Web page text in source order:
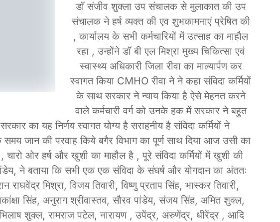
डॉ संजीव शुक्ला उप संचालक से मुलाकात की उप
संचालक ने हर्ष व्यक्त की एव शुभकामनाएं प्रेषित की
, कार्यालय के सभी कर्मचारियों में उत्साह का माहौल
रहा , उन्होंने डॉ बी एल मिश्रा मुख्य चिकित्सा एवं
स्वास्थ्य अधिकारी जिला रीवा का माल्यार्पण कर
स्वागत किया CMHO रीवा ने ने कहा संविदा कर्मियों
के साथ सरकार ने न्याय किया है ऐसे मेहनत करने
वाले कर्मचारी वर्ग को उनके हक में सरकार ने बहुत
का यह निर्णय स्वागत योग्य है सराहनीय है संविदा कर्मियों ने
जान की परवाह किये बगैर विभाग का पूर्ण साथ दिया आज उसी का
चारो ओर हर्ष और खुशी का माहौल है , पूरे संविदा कर्मियों में खुशी की
ने बताया कि सभी एक एक संविदा के संघर्ष और योगदान का अंततः
राघवेंद्र मिश्रा, विजय तिवारी, विष्णु प्रताप सिंह, भास्कर तिवारी,
सिंह, अनुराग श्रीवास्तव, सौरव पांडेय, संजय सिंह, अमित शुक्ल,
शुक्ल, रामराज पटेल, नारायण , उपेंद्र, अरुणेंद्र, धीरेंद्र , आदि